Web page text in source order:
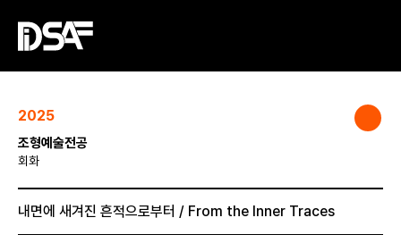
2025
조형예술전공
회화
내면에 새겨진 흔적으로부터 / From the Inner Traces